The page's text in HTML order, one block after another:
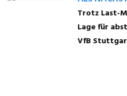
Trotz Last-
Lage für
VfB